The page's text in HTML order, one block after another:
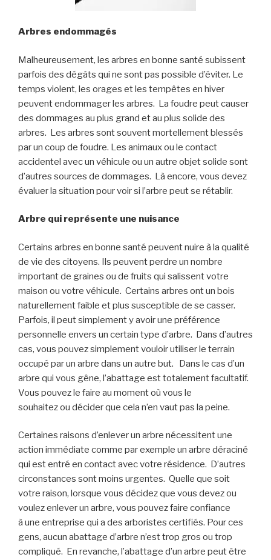
Arbres endommagés
Malheureusement, les arbres en bonne santé subissent
parfois des dégâts qui ne sont pas possible d’éviter. Le
temps violent, les orages et les tempêtes en hiver
peuvent endommager les arbres. La foudre peut causer
des dommages au plus grand et au plus solide des
arbres. Les arbres sont souvent mortellement blessés
par un coup de foudre. Les animaux ou le contact
accidentel avec un véhicule ou un autre objet solide sont
d’autres sources de dommages. Là encore, vous devez
évaluer la situation pour voir si l’arbre peut se rétablir.
Arbre qui représente une nuisance
Certains arbres en bonne santé peuvent nuire à la qualité
de vie des citoyens. Ils peuvent perdre un nombre
important de graines ou de fruits qui salissent votre
maison ou votre véhicule. Certains arbres ont un bois
naturellement faible et plus susceptible de se casser.
Parfois, il peut simplement y avoir une préférence
personnelle envers un certain type d’arbre. Dans d’autres
cas, vous pouvez simplement vouloir utiliserle terrain
occupé par un arbre dans un autre but. Dans le cas d’un
arbre qui vous gêne, l’abattage est totalement facultatif.
Vous pouvez le faire au moment où vous le
souhaitezou décider que cela n’en vaut pas la peine.
Certaines raisons d’enlever un arbre nécessitent une
action immédiate comme par exemple un arbre déraciné
qui est entré en contact avec votre résidence. D’autres
circonstances sont moins urgentes. Quelle que soit
votre raison, lorsque vous décidez que vous devez ou
voulez enlever un arbre, vous pouvez faire confiance
à une entreprise qui a des arboristes certifiés. Pources
gens, aucun abattage d’arbre n’est trop gros ou trop
compliqué. En revanche, l’abattage d’un arbre peut être